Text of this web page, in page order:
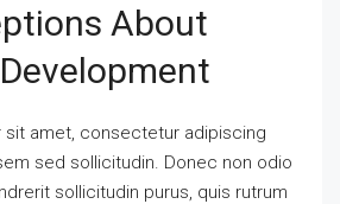
About
sit amet, consectetur adipiscing
sed sollicitudin. Donec non odio
sollicitudin purus, quis rutrum